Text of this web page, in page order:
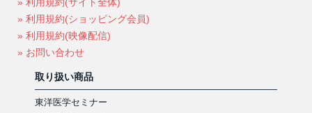
» 利用規約(サイト全体)
» 利用規約(ショッピング会員)
» 利用規約(映像配信)
» お問い合わせ
取り扱い商品
東洋医学セミナー